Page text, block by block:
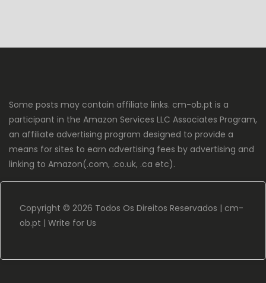
Some posts may contain affiliate links. cm-ob.pt is a
participant in the Amazon Services LLC Associates Program,
an affiliate advertising program designed to provide a
means for sites to earn advertising fees by advertising and
linking to Amazon(.com, .co.uk, .ca etc).
Copyright © 2026 Todos Os Direitos Reservados | cm-
ob.pt | Write for Us